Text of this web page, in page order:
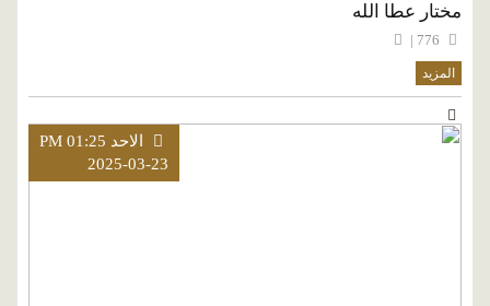
مختار عطا الله
المزيد
الاحد PM 01:25
2025-03-23